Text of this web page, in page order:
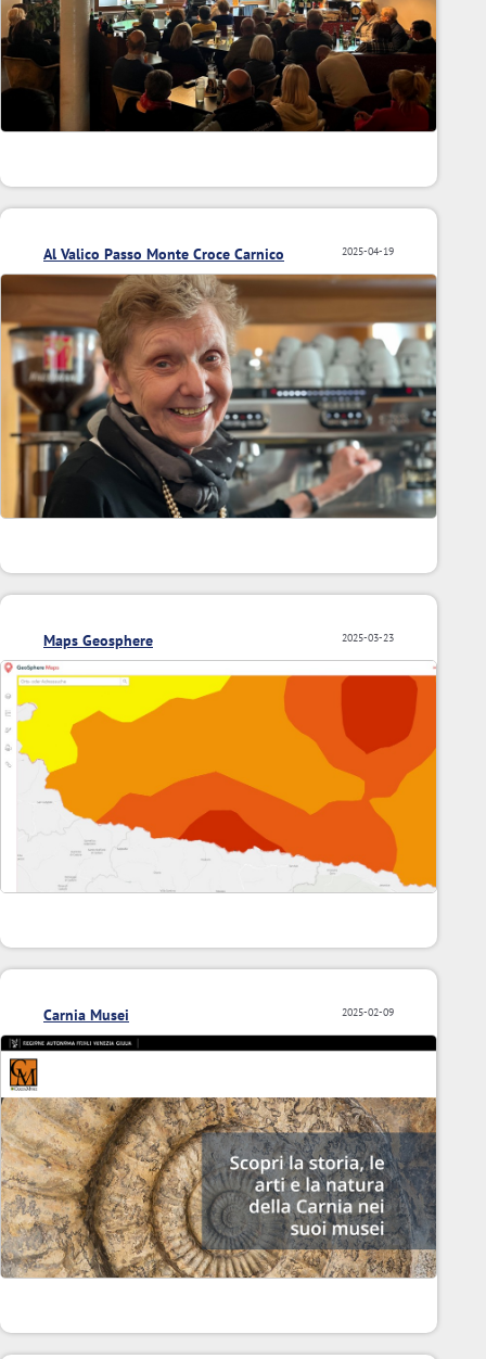
2025-04-19
Al Valico Passo Monte Croce Carnico
2025-03-23
Maps Geosphere
2025-02-09
Carnia Musei